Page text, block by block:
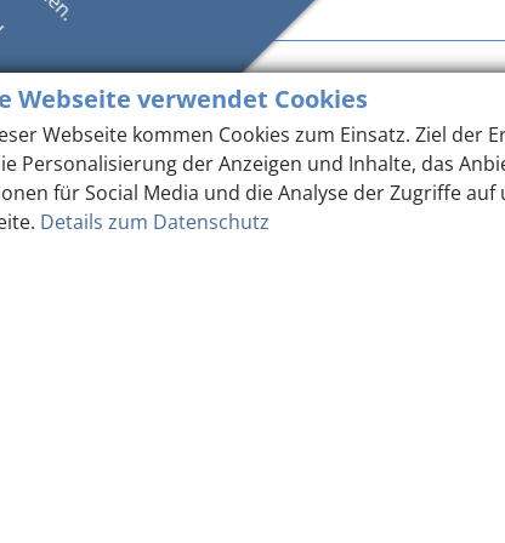
Webseite verwendet Cookies
Webseite kommen Cookies zum Einsatz. Ziel der
Personalisierung der Anzeigen und Inhalte, das
für Social Media und die Analyse der Zugriffe auf
Details zum Datenschutz